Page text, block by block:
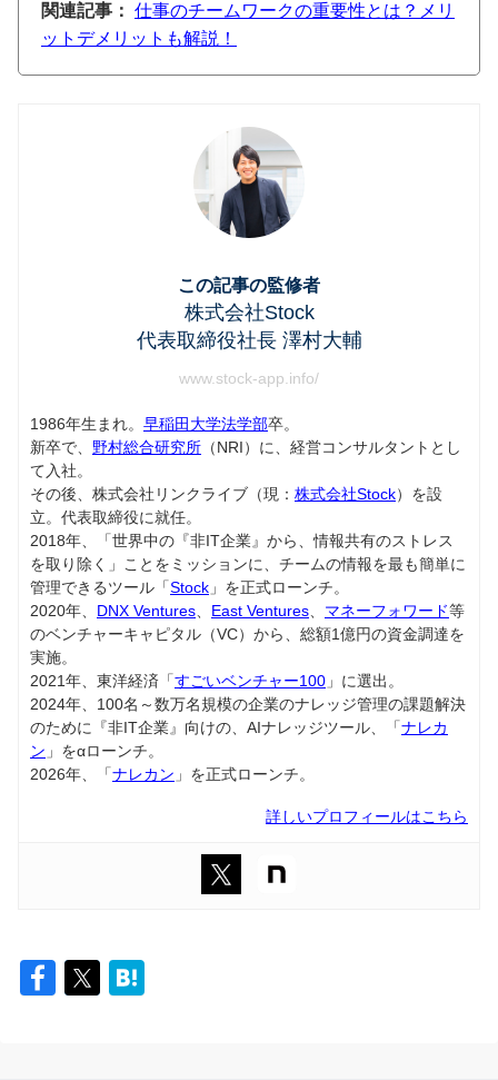
関連記事： 仕事のチームワークの重要性とは？メリ
ットデメリットも解説！
この記事の監修者
株式会社Stock
代表取締役社長 澤村大輔
www.stock-app.info/
1986年生まれ。 早稲田大学法学部卒。
新卒で、 野村総合研究所 （NRI）に、経営コンサルタントとし
て入社。
その後、株式会社リンクライブ（現： 株式会社Stock）を設
立。代表取締役に就任。
2018年、「世界中の『非IT企業』から、情報共有のストレス
を取り除く」ことをミッションに、チームの情報を最も簡単に
管理できるツール「Stock 」を正式ローンチ。
2020年、 DNX Ventures、 East Ventures、 マネーフォワード等
のベンチャーキャピタル（VC）から、総額1億円の資金調達を
実施。
2021年、東洋経済「すごいベンチャー100 」に選出。
2024年、100名～数万名規模の企業のナレッジ管理の課題解決
のために『非IT企業』向けの、AIナレッジツール、「ナレカ
ン 」をαローンチ。
2026年、「ナレカン 」を正式ローンチ。
詳しいプロフィールはこちら